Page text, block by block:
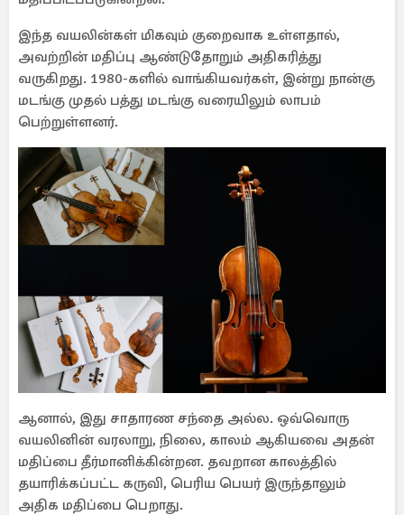
இந்த வயலின்கள் மிகவும் குறைவாக உள்ளதால்,
அவற்றின் மதிப்பு ஆண்டுதோறும் அதிகரித்து
வருகிறது. 1980-களில் வாங்கியவர்கள், இன்று நான்கு
மடங்கு முதல் பத்து மடங்கு வரையிலும் லாபம்
பெற்றுள்ளனர்.
ஆனால், இது சாதாரண சந்தை அல்ல. ஒவ்வொரு
வயலினின் வரலாறு, நிலை, காலம் ஆகியவை அதன்
மதிப்பை தீர்மானிக்கின்றன. தவறான காலத்தில்
தயாரிக்கப்பட்ட கருவி, பெரிய பெயர் இருந்தாலும்
அதிக மதிப்பை பெறாது.